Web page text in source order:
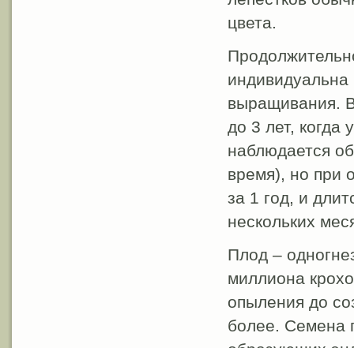
цвета.
индивидуальна
выращивания.
до 3 лет, когда
наблюдается
время), но при
за 1 год, и
нескольких
Плод –
миллиона
опыления до
более. Семена